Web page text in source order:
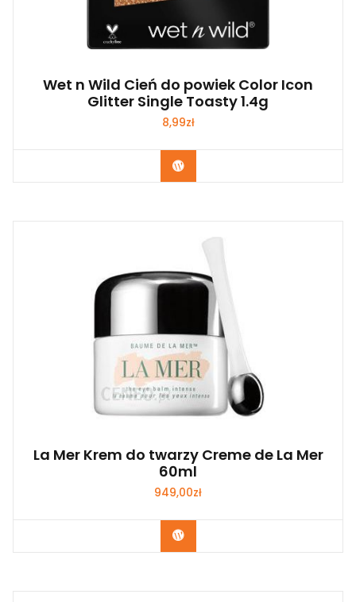
Wet n Wild Cień do powiek Color Icon
Glitter Single Toasty 1.4g
8,99zł
Zobacz
La Mer Krem do twarzy Creme de La Mer
60ml
949,00zł
Zobacz